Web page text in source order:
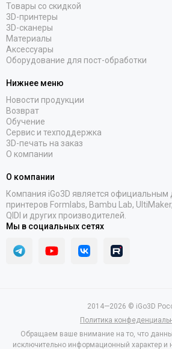
Товары со скидкой
3D-принтеры
3D-сканеры
Материалы
Аксессуары
Оборудование для пост-обработки
Нижнее меню
Новости продукции
Возврат
Обучение
Сервис и техподдержка
3D-печать на заказ
О компании
О компании
Компания iGo3D является официальным
принтеров Formlabs, Bambu Lab,
QIDI и других производителей.
Мы в социальных сетях
2014—2026 © iGo3D
Политика
Обращаем ваше внимание на то, что
исключительно информационный характер и